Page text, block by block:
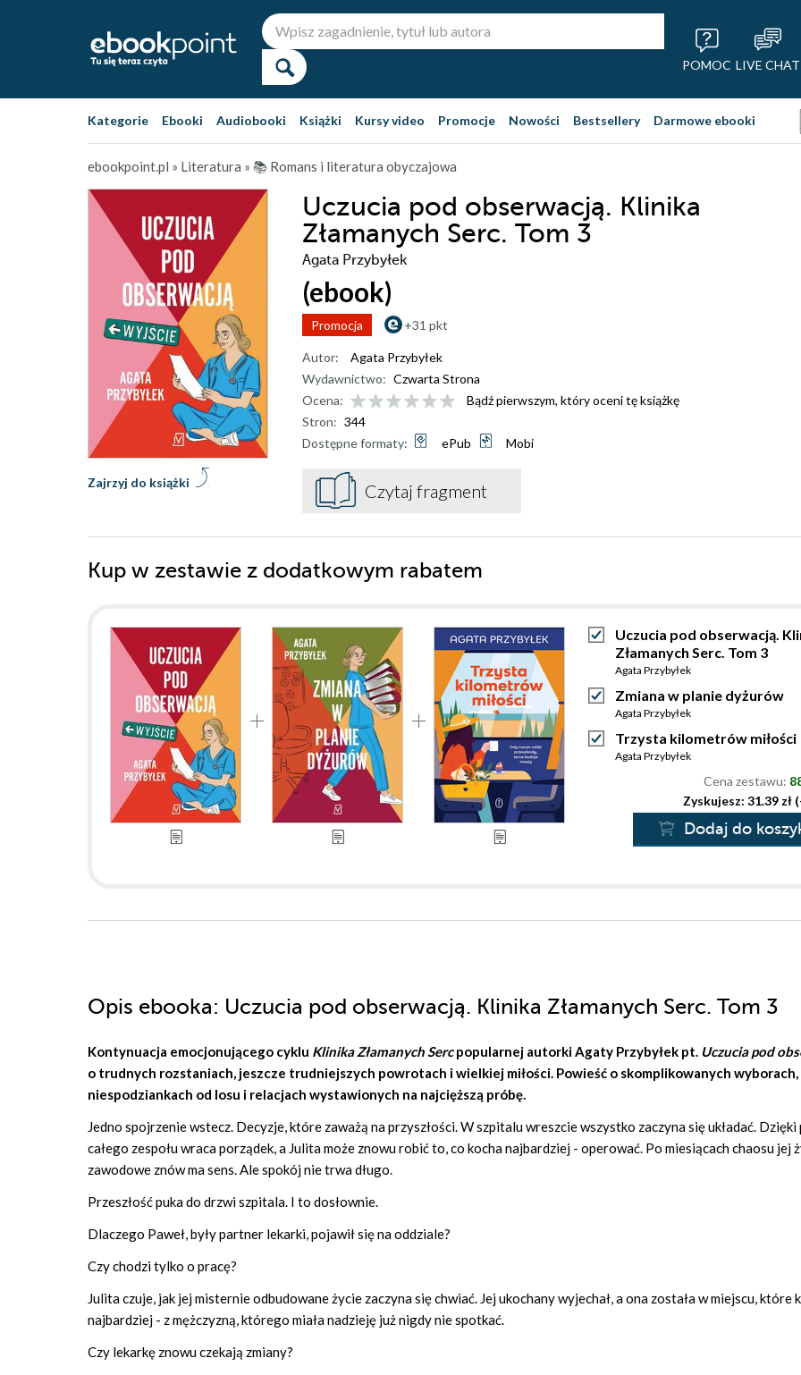
POMOC LIVE CHAT
Kategorie Ebooki Audiobooki Książki Kursy video Promocje Nowości Bestsellery Darmowe ebooki
ebookpoint.pl » Literatura » 📚 Romans i literatura obyczajowa
Uczucia pod obserwacją. Klinika
Złamanych Serc. Tom 3
Agata Przybyłek
(ebook)
Promocja +31 pkt
Zajrzyj do książki
Autor:
Agata Przybyłek
Wydawnictwo: Czwarta Strona
Ocena:
Bądź pierwszym, który oceni tę książkę
Stron: 344
Dostępne formaty:
ePub Mobi
Czytaj fragment
Kup w zestawie z dodatkowym rabatem
Uczucia pod obserwacją.
Złamanych Serc. Tom 3
Agata Przybyłek
Zmiana w planie dyżurów
Agata Przybyłek
Trzysta kilometrów miłości
Agata Przybyłek
Cena zestawu:
Zyskujesz: 31.39 zł
Dodaj do
Opis ebooka: Uczucia pod obserwacją. Klinika Złamanych Serc. Tom 3
Kontynuacja emocjonującego cyklu Klinika Złamanych Sercpopularnej autorkiAgaty Przybyłek pt. Uczucia pod
o trudnych rozstaniach, jeszcze trudniejszych powrotach i wielkiej miłości. Powieść o skomplikowanych wyborach,
niespodziankach od losu i relacjach wystawionych na najcięższą próbę.
Jedno spojrzenie wstecz. Decyzje, które zaważą na przyszłości. W szpitalu wreszcie wszystko zaczyna się układać. Dzięki
całego zespołu wraca porządek, a Julita może znowu robić to, co kocha najbardziej - operować. Po miesiącach chaosu jej
zawodowe znów ma sens. Ale spokój nie trwa długo.
Przeszłość puka do drzwi szpitala. I to dosłownie.
Dlaczego Paweł, były partner lekarki, pojawił się na oddziale?
Czy chodzi tylko o pracę?
Julita czuje, jak jej misternie odbudowane życie zaczyna się chwiać. Jej ukochany wyjechał, a ona została w miejscu, które
najbardziej - z mężczyzną, którego miała nadzieję już nigdy nie spotkać.
Czy lekarkę znowu czekają zmiany?